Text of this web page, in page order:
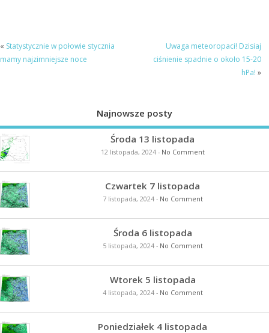
« Statystycznie w połowie stycznia
mamy najzimniejsze noce
Uwaga meteoropaci! Dzisiaj
ciśnienie spadnie o około 15-20
hPa! »
Najnowsze posty
Środa 13 listopada
12 listopada, 2024- No Comment
Czwartek 7 listopada
7 listopada, 2024- No Comment
Środa 6 listopada
5 listopada, 2024- No Comment
Wtorek 5 listopada
4 listopada, 2024- No Comment
Poniedziałek 4 listopada